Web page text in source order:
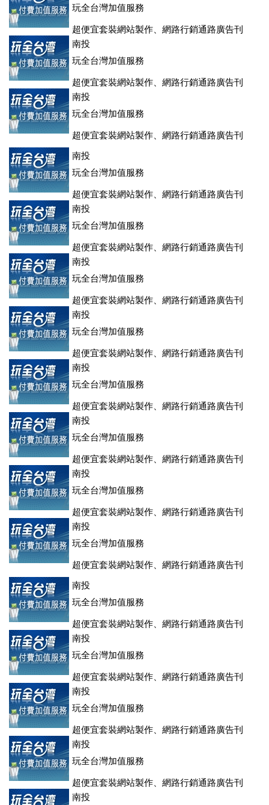
玩全台灣加值服務
超便宜套裝網站製作、網路行銷通路廣告刊
登、訂房系統、客房委託旅行社銷售，全面優惠中....
南投
玩全台灣加值服務
超便宜套裝網站製作、網路行銷通路廣告刊
登、訂房系統、客房委託旅行社銷售，全面優惠中....
南投
玩全台灣加值服務
超便宜套裝網站製作、網路行銷通路廣告刊
登、訂房系統、客房委託旅行社銷售，全面優惠中....
南投
玩全台灣加值服務
超便宜套裝網站製作、網路行銷通路廣告刊
登、訂房系統、客房委託旅行社銷售，全面優惠中....
南投
玩全台灣加值服務
超便宜套裝網站製作、網路行銷通路廣告刊
登、訂房系統、客房委託旅行社銷售，全面優惠中....
南投
玩全台灣加值服務
超便宜套裝網站製作、網路行銷通路廣告刊
登、訂房系統、客房委託旅行社銷售，全面優惠中....
南投
玩全台灣加值服務
超便宜套裝網站製作、網路行銷通路廣告刊
登、訂房系統、客房委託旅行社銷售，全面優惠中....
南投
玩全台灣加值服務
超便宜套裝網站製作、網路行銷通路廣告刊
登、訂房系統、客房委託旅行社銷售，全面優惠中....
南投
玩全台灣加值服務
超便宜套裝網站製作、網路行銷通路廣告刊
登、訂房系統、客房委託旅行社銷售，全面優惠中....
南投
玩全台灣加值服務
超便宜套裝網站製作、網路行銷通路廣告刊
登、訂房系統、客房委託旅行社銷售，全面優惠中....
南投
玩全台灣加值服務
超便宜套裝網站製作、網路行銷通路廣告刊
登、訂房系統、客房委託旅行社銷售，全面優惠中....
南投
玩全台灣加值服務
超便宜套裝網站製作、網路行銷通路廣告刊
登、訂房系統、客房委託旅行社銷售，全面優惠中....
南投
玩全台灣加值服務
超便宜套裝網站製作、網路行銷通路廣告刊
登、訂房系統、客房委託旅行社銷售，全面優惠中....
南投
玩全台灣加值服務
超便宜套裝網站製作、網路行銷通路廣告刊
登、訂房系統、客房委託旅行社銷售，全面優惠中....
南投
玩全台灣加值服務
超便宜套裝網站製作、網路行銷通路廣告刊
登、訂房系統、客房委託旅行社銷售，全面優惠中....
南投